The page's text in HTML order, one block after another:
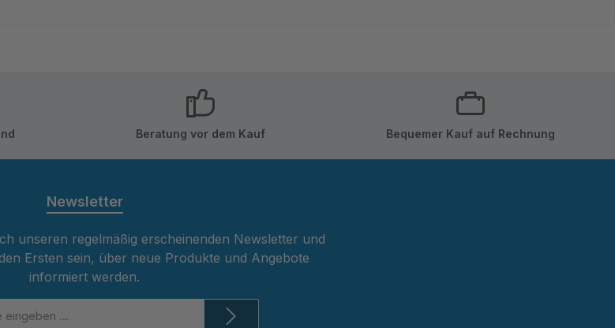
Beratung vor dem Kauf Bequemer Kauf auf Rechnung
Newsletter
unseren regelmäßig erscheinenden Newsletter und
Ersten sein, über neue Produkte und Angebote
informiert werden.